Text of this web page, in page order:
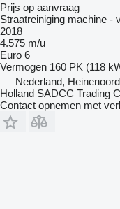
Prijs op aanvraag
Straatreiniging machine -
2018
4.575 m/u
Euro 6
Vermogen 160 PK (118
Nederland, Heinenoord
Holland SADCC Trading
Contact opnemen met